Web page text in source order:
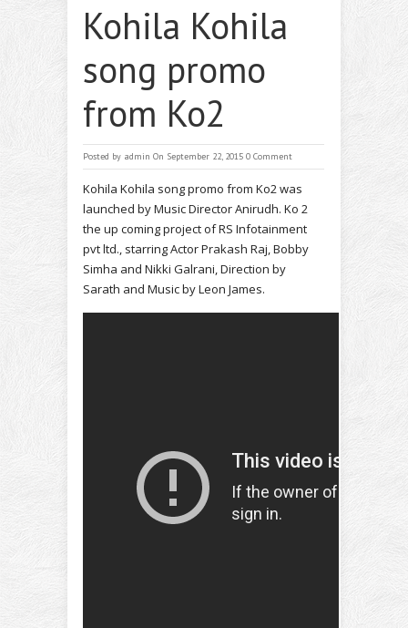
Kohila Kohila
song promo
from Ko2
Posted by admin On September 22, 2015 0 Comment
Kohila Kohila song promo from Ko2 was
launched by Music Director Anirudh. Ko 2
the up coming project of RS Infotainment
pvt ltd., starring Actor Prakash Raj, Bobby
Simha and Nikki Galrani, Direction by
Sarath and Music by Leon James.